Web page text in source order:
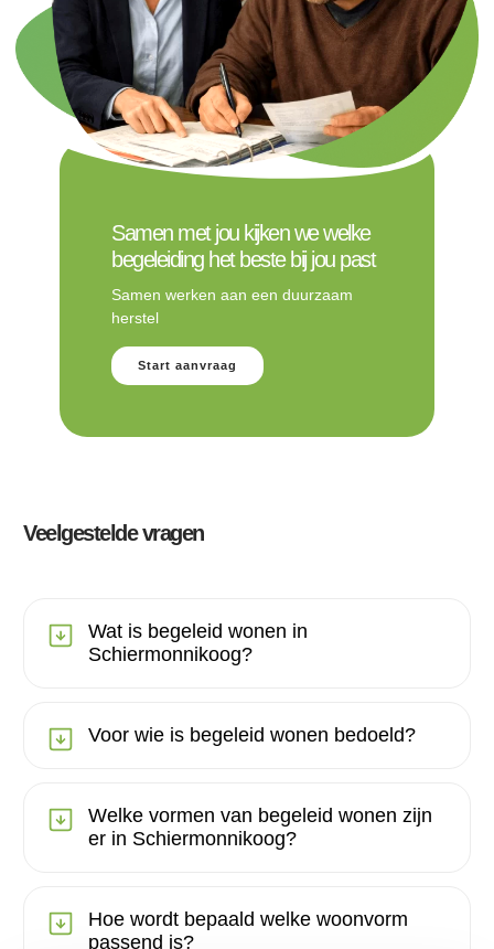
Samen met jou kijken we welke
begeleiding het beste bij jou past
Samen werken aan een duurzaam
herstel
Start aanvraag
Veelgestelde vragen
Wat is begeleid wonen in
Schiermonnikoog?
Voor wie is begeleid wonen bedoeld?
Welke vormen van begeleid wonen zijn
er in Schiermonnikoog?
Hoe wordt bepaald welke woonvorm
passend is?